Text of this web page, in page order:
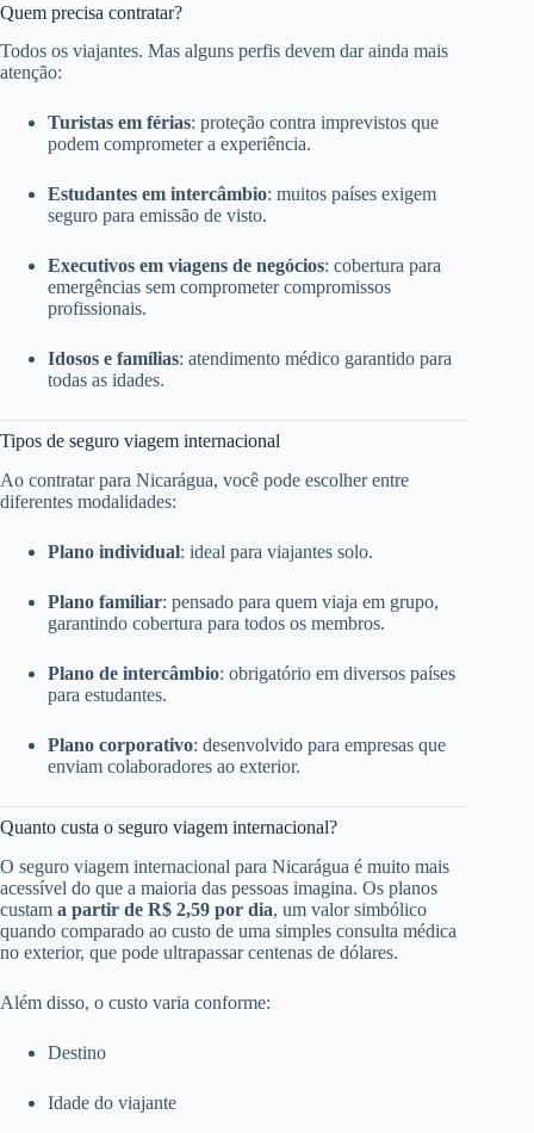
Quem precisa contratar?
Todos os viajantes. Mas alguns perfis devem dar ainda mais
atenção:
Turistas em férias: proteção contra imprevistos que
podem comprometer a experiência.
Estudantes em intercâmbio: muitos países exigem
seguro para emissão de visto.
Executivos em viagens de negócios: cobertura para
emergências sem comprometer compromissos
profissionais.
Idosos e famílias: atendimento médico garantido para
todas as idades.
Tipos de seguro viagem internacional
Ao contratar para Nicarágua, você pode escolher entre
diferentes modalidades:
Plano individual: ideal para viajantes solo.
Plano familiar: pensado para quem viaja em grupo,
garantindo cobertura para todos os membros.
Plano de intercâmbio: obrigatório em diversos países
para estudantes.
Plano corporativo: desenvolvido para empresas que
enviam colaboradores ao exterior.
Quanto custa o seguro viagem internacional?
O seguro viagem internacional para Nicarágua é muito mais
acessível do que a maioria das pessoas imagina. Os planos
custam a partir de R$ 2,59 por dia, um valor simbólico
quando comparado ao custo de uma simples consulta médica
no exterior, que pode ultrapassar centenas de dólares.
Além disso, o custo varia conforme:
Destino
Idade do viajante